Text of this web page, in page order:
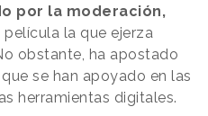
por la moderación,
la que ejerza
obstante, ha apostado
se han apoyado en las
herramientas digitales.